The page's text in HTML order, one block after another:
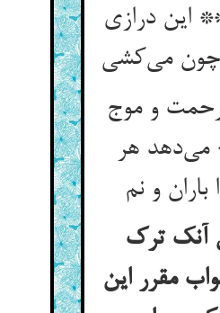
این درازی
می‌کشی
و موج
هر
باران و نم
آنک ترک
مقرر این